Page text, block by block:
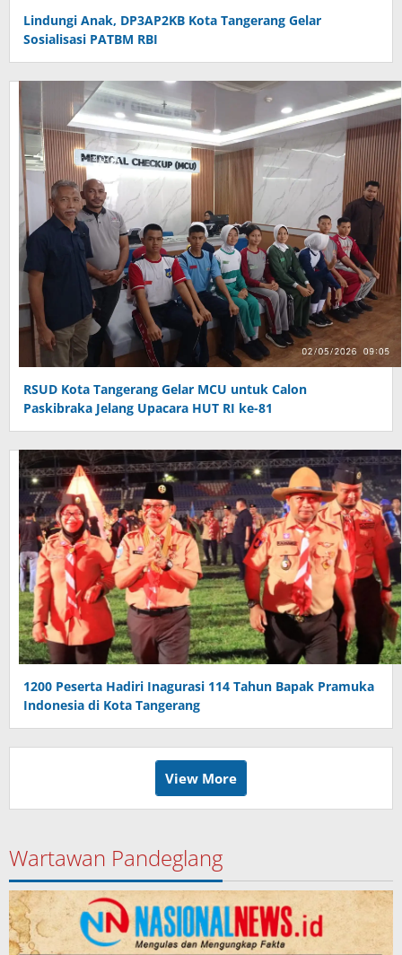
Lindungi Anak, DP3AP2KB Kota Tangerang Gelar
Sosialisasi PATBM RBI
RSUD Kota Tangerang Gelar MCU untuk Calon
Paskibraka Jelang Upacara HUT RI ke-81
1200 Peserta Hadiri Inagurasi 114 Tahun Bapak Pramuka
Indonesia di Kota Tangerang
View More
Wartawan Pandeglang